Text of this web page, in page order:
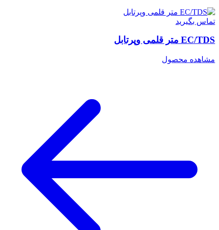
تماس بگیرید
EC/TDS متر قلمی وپرتابل
مشاهده محصول